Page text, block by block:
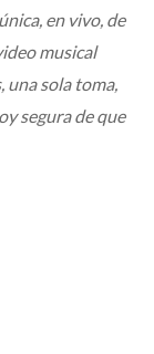
en vivo, de
musical
una sola toma,
segura de que